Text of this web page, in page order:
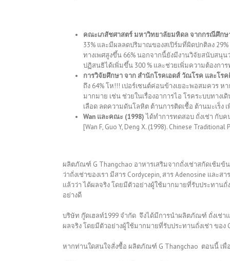
คณะเภสัชศาสตร์ มหาวิทยาลัยมหิดล จากกรณีศึกษ
33% และมีผลลดปริมาณของสเปิร์มที่ผิดปกติลง
ทางเพศสูงขึ้น 66% นอกจากนี้ยังมีงานวิจัยสนับสนุ
ปฏิสนธิได้เพิ่มขึ้น 300 % และช่วยเพิ่มความต้องการ
การวิจัยศึกษา จาก สำนักโรคเอดส์ วัณโรค และโ
ถึง 64% โห!!! เปอร์เซนต์ค่อนข้างเยอะพอสมควร
มากมาย เช่น ช่วยในเรื่องอาการไอ โรคระบบทา
เลือด ลดความดันโลหิต ต้านการติดเชื้อ ต้านมะเร็
Wan และคณะ (1998)ได้ทำการทดสอบ ถั่งเช่า กับค
[Wan F, Guo Y, Deng X. (1998). Chinese Traditional
ผลิตภัณฑ์ G Thangchao อาหารเสริมจากถั่งเช่าสกัดเช้มข้น
ว่าถั่งเช่าของเรา มีสาร Cordycepin, สาร Adenosine แล
แล้วว่า ได้ผลจริง โดยมีตัวอย่างผู้ใช้มากมายที่รับประทาน
อย่างดี
บริษัท กู๊ดเฮลท์1999 จำกัด จึงได้มีการนำผลิตภัณฑ์ ถั่งเช่
ผลจริง โดยมีตัวอย่างผู้ใช้มากมายที่รับประทานถั่งเช่า ขอ
หากท่านใดสนใจสั่งซื้อ ผลิตภัณฑ์ G Thangchao ตอนนี้ เ